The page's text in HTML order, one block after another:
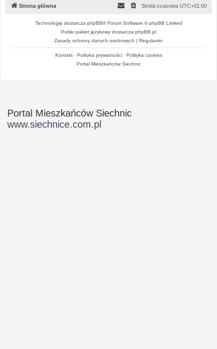
Strona główna Strefa czasowa UTC+01:00
Technologię dostarcza phpBB® Forum Software © phpBB Limited
Polski pakiet językowy dostarcza phpBB.pl
Zasady ochrony danych osobowych | Regulamin
Kontakt· Polityka prywatności· Polityka cookies
Portal Mieszkańców Siechnic
Portal Mieszkańców Siechnic
www.siechnice.com.pl